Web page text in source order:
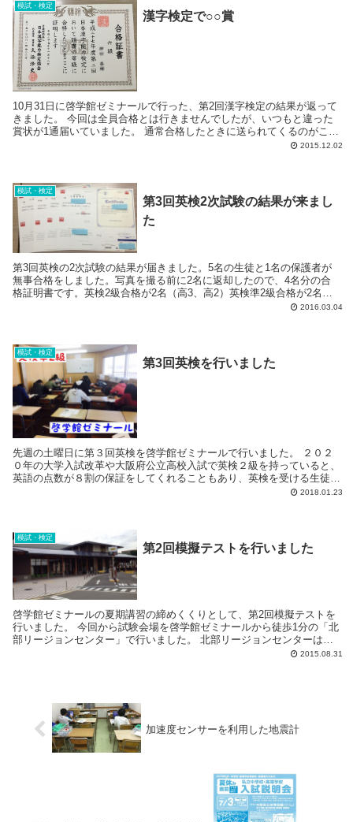
模試・検定
漢字検定で○○賞
10月31日に啓学館ゼミナールで行った、第2回漢字検定の結果が返って
きました。 今回は全員合格とは行きませんでしたが、いつもと違った
賞状が1通届いていました。 通常合格したときに送られてくるのがこち
2015.12.02
模試・検定
第3回英検2次試験の結果が来まし
た
第3回英検の2次試験の結果が届きました。5名の生徒と1名の保護者が
無事合格をしました。写真を撮る前に2名に返却したので、4名分の合
格証明書です。英検2級合格が2名（高3、高2）英検準2級合格が2名
2016.03.04
模試・検定
第3回英検を行いました
先週の土曜日に第３回英検を啓学館ゼミナールで行いました。 ２０２
０年の大学入試改革や大阪府公立高校入試で英検２級を持っていると、
英語の点数が８割の保証をしてくれることもあり、英検を受ける生徒の
2018.01.23
模試・検定
第2回模擬テストを行いました
啓学館ゼミナールの夏期講習の締めくくりとして、第2回模擬テストを
行いました。 今回から試験会場を啓学館ゼミナールから徒歩1分の「北
部リージョンセンター」で行いました。 北部リージョンセンターは今
2015.08.31
加速度センサーを利用した地震計